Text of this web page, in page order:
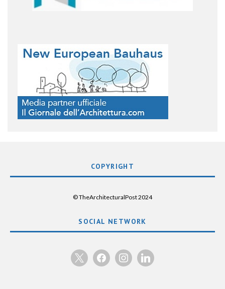
COPYRIGHT
© TheArchitecturalPost 2024
SOCIAL NETWORK
x facebookinstagramlinkedin